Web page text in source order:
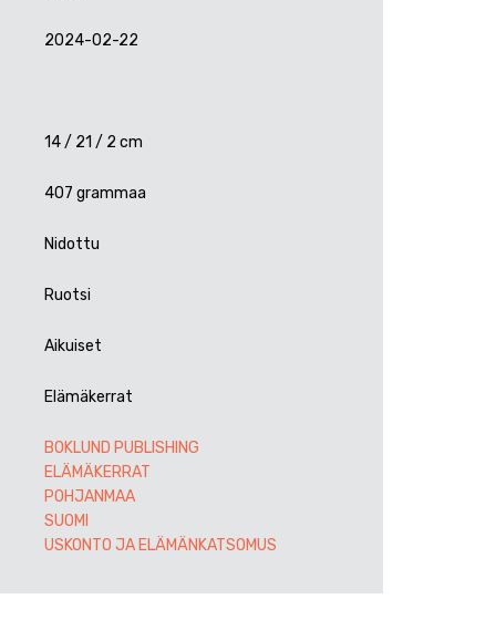
2024-02-22
14 / 21 / 2 cm
407 grammaa
Nidottu
Ruotsi
Aikuiset
Elämäkerrat
BOKLUND PUBLISHING
ELÄMÄKERRAT
POHJANMAA
SUOMI
USKONTO JA ELÄMÄNKATSOMUS